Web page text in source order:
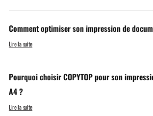
Comment optimiser son impression de
Lire la suite
Pourquoi choisir COPYTOP pour son
A4 ?
Lire la suite